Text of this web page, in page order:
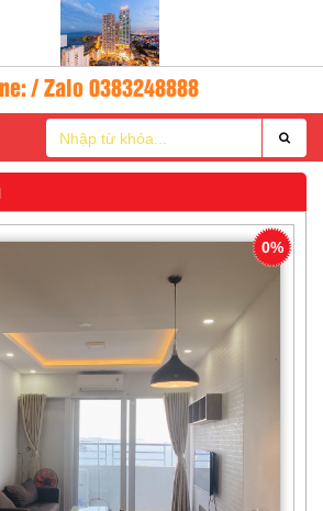
/ Zalo 0383248888
0%